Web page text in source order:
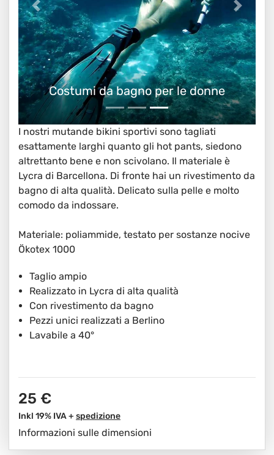
Costumi da bagno per le donne
I nostri mutande bikini sportivi sono tagliati
esattamente larghi quanto gli hot pants, siedono
altrettanto bene e non scivolano. Il materiale è
Lycra di Barcellona. Di fronte hai un rivestimento da
bagno di alta qualità. Delicato sulla pelle e molto
comodo da indossare.
Materiale: poliammide, testato per sostanze nocive
Ökotex 1000
Taglio ampio
Realizzato in Lycra di alta qualità
Con rivestimento da bagno
Pezzi unici realizzati a Berlino
Lavabile a 40°
25 €
Inkl 19% IVA + spedizione
Informazioni sulle dimensioni